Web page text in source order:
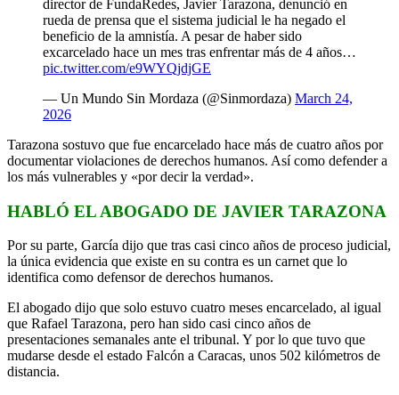
director de FundaRedes, Javier Tarazona, denunció en
rueda de prensa que el sistema judicial le ha negado el
beneficio de la amnistía. A pesar de haber sido
excarcelado hace un mes tras enfrentar más de 4 años…
pic.twitter.com/e9WYQjdjGE
— Un Mundo Sin Mordaza (@Sinmordaza) March 24,
2026
Tarazona sostuvo que fue encarcelado hace más de cuatro años por
documentar violaciones de derechos humanos. Así como defender a
los más vulnerables y «por decir la verdad».
HABLÓ EL ABOGADO DE JAVIER TARAZONA
Por su parte, García dijo que tras casi cinco años de proceso judicial,
la única evidencia que existe en su contra es un carnet que lo
identifica como defensor de derechos humanos.
El abogado dijo que solo estuvo cuatro meses encarcelado, al igual
que Rafael Tarazona, pero han sido casi cinco años de
presentaciones semanales ante el tribunal. Y por lo que tuvo que
mudarse desde el estado Falcón a Caracas, unos 502 kilómetros de
distancia.